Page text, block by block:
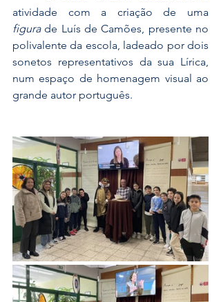
figura de Luís de Camões, presente no
polivalente da escola, ladeado por dois
sonetos representativos da sua Lírica,
num espaço de homenagem visual ao
grande autor português.